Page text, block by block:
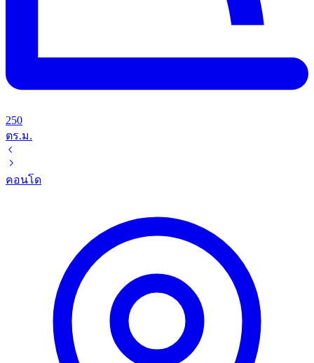
250
ตร.ม.
คอนโด